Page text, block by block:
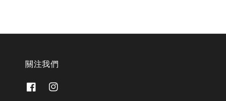
關注我們